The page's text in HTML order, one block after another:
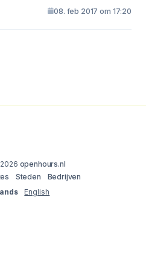
08. feb 2017 om 17:20
openhours.nl
Steden
Bedrijven
English